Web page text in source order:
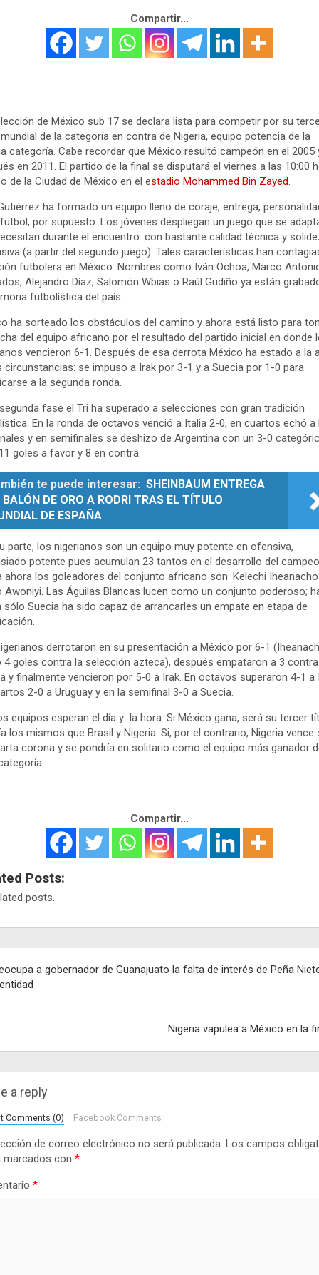
Compartir...
de México sub 17 se declara lista para competir por su
de la categoría en contra de Nigeria, equipo potencia de la
categoría. Cabe recordar que México resultó campeón en el 2005
en 2011. El partido de la final se disputará el viernes a las 10:00
de la Ciudad de México en el estadio Mohammed Bin Zayed.
ha formado un equipo lleno de coraje, entrega,
por supuesto. Los jóvenes despliegan un juego que se
durante el encuentro: con bastante calidad técnica y
(a partir del segundo juego). Tales características han
futbolera en México. Nombres como Iván Ochoa, Marco
Alejandro Díaz, Salomón Wbias o Raúl Gudiño ya están
futbolística del país.
ha sorteado los obstáculos del camino y ahora está listo para
del equipo africano por el resultado del partido inicial en donde
vencieron 6-1. Después de esa derrota México ha estado a la
circunstancias: se impuso a Irak por 3-1 y a Suecia por 1-0 para
a la segunda ronda.
fase el Tri ha superado a selecciones con gran tradición
En la ronda de octavos venció a Italia 2-0, en cuartos echó a
y en semifinales se deshizo de Argentina con un 3-0
goles a favor y 8 en contra.
te puede interesar: SHEINBAUM ENTREGA
BALÓN DE ORO A RODRI TRAS EL TÍTULO
DE ESPAÑA
parte, los nigerianos son un equipo muy potente en ofensiva,
potente pues acumulan 23 tantos en el desarrollo del
ahora los goleadores del conjunto africano son: Kelechi
Awoniyi. Las Águilas Blancas lucen como un conjunto poderoso;
sólo Suecia ha sido capaz de arrancarles un empate en etapa de
derrotaron en su presentación a México por 6-1
4 goles contra la selección azteca), después empataron a 3 contra
y finalmente vencieron por 5-0 a Irak. En octavos superaron 4-1 a
2-0 a Uruguay y en la semifinal 3-0 a Suecia.
equipos esperan el día y la hora. Si México gana, será su tercer
los mismos que Brasil y Nigeria. Si, por el contrario, Nigeria vence
corona y se pondría en solitario como el equipo más ganador
Compartir...
Posts:
posts.
a gobernador de Guanajuato la falta de interés de Peña
Nigeria vapulea a México en la
a reply
Comments (0) Facebook Comments
de correo electrónico no será publicada. Los campos
marcados con *
*